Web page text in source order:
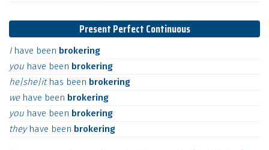
Present Perfect Continuous
I have been brokering
you have been brokering
he|she|it has been brokering
we have been brokering
you have been brokering
they have been brokering